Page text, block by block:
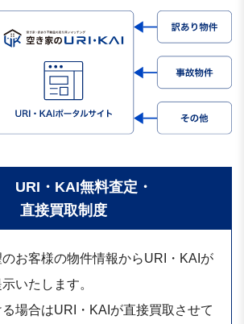
URI・KAI無料査定・
直接買取制度
お客様の物件情報からURI・KAIが
いたします。
場合はURI・KAIが直接買取させて